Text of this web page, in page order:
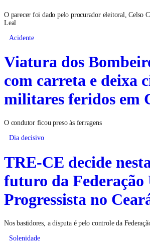
O parecer foi dado pelo procurador eleitoral, Celso
Leal
Acidente
Viatura dos
com carreta e deixa
militares feridos em
O condutor ficou preso às ferragens
Dia decisivo
TRE-CE decide
futuro da Federação
Progressista no
Nos bastidores, a disputa é pelo controle da
Solenidade